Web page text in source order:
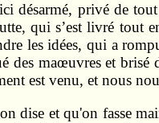
désarmé, privé de
qui s’est livré tout
les idées, qui a
des maœuvres et brisé
est venu, et nous
dise et qu'on fasse